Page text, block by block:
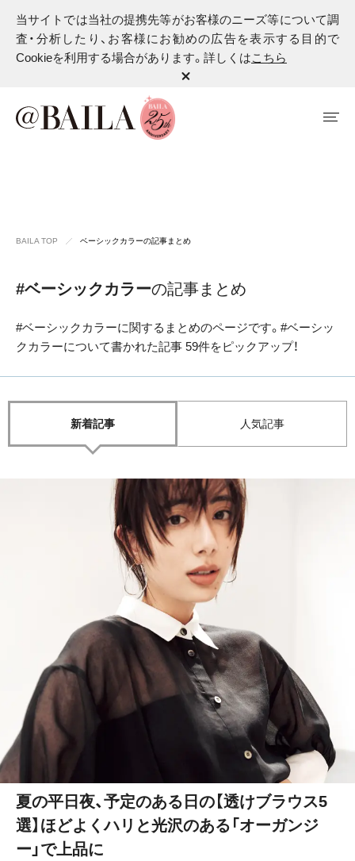
当サイトでは当社の提携先等がお客様のニーズ等について調
査・分析したり、お客様にお勧めの広告を表示する目的で
Cookieを利用する場合があります。詳しくはこちら
BAILA TOP ベーシックカラーの記事まとめ
#ベーシックカラーの記事まとめ
#ベーシックカラーに関するまとめのページです。#ベーシッ
クカラーについて書かれた記事 59件をピックアップ！
新着記事 人気記事
夏の平日夜、予定のある日の【透けブラウス5
選】ほどよくハリと光沢のある「オーガンジ
ー」で上品に